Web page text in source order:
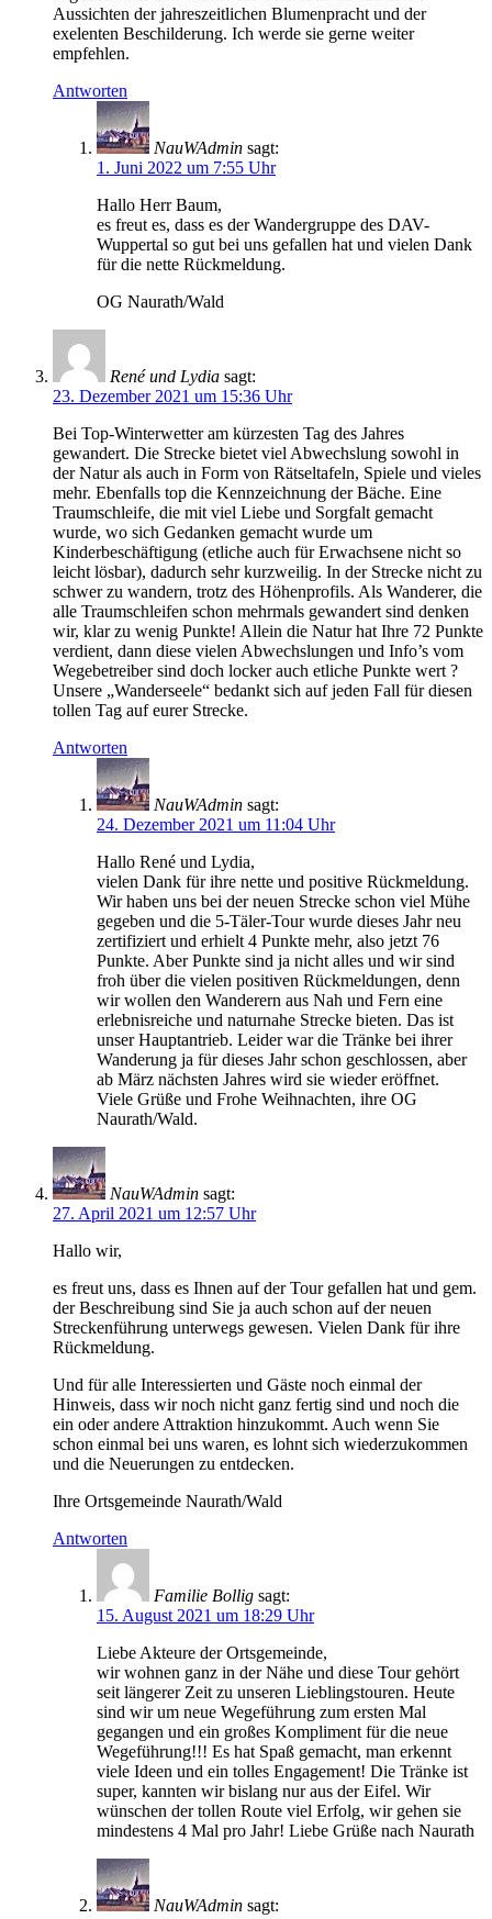
Aussichten der jahreszeitlichen Blumenpracht und der
exelenten Beschilderung. Ich werde sie gerne weiter
empfehlen.
Antworten
NauWAdmin sagt:
1. Juni 2022 um 7:55 Uhr
Hallo Herr Baum,
es freut es, dass es der Wandergruppe des DAV-
Wuppertal so gut bei uns gefallen hat und vielen Dank
für die nette Rückmeldung.
OG Naurath/Wald
René und Lydia sagt:
23. Dezember 2021 um 15:36 Uhr
Bei Top-Winterwetter am kürzesten Tag des Jahres
gewandert. Die Strecke bietet viel Abwechslung sowohl in
der Natur als auch in Form von Rätseltafeln, Spiele und vieles
mehr. Ebenfalls top die Kennzeichnung der Bäche. Eine
Traumschleife, die mit viel Liebe und Sorgfalt gemacht
wurde, wo sich Gedanken gemacht wurde um
Kinderbeschäftigung (etliche auch für Erwachsene nicht so
leicht lösbar), dadurch sehr kurzweilig. In der Strecke nicht zu
schwer zu wandern, trotz des Höhenprofils. Als Wanderer, die
alle Traumschleifen schon mehrmals gewandert sind denken
wir, klar zu wenig Punkte! Allein die Natur hat Ihre 72 Punkte
verdient, dann diese vielen Abwechslungen und Info’s vom
Wegebetreiber sind doch locker auch etliche Punkte wert ?
Unsere „Wanderseele“ bedankt sich auf jeden Fall für diesen
tollen Tag auf eurer Strecke.
Antworten
NauWAdmin sagt:
24. Dezember 2021 um 11:04 Uhr
Hallo René und Lydia,
vielen Dank für ihre nette und positive Rückmeldung.
Wir haben uns bei der neuen Strecke schon viel Mühe
gegeben und die 5-Täler-Tour wurde dieses Jahr neu
zertifiziert und erhielt 4 Punkte mehr, also jetzt 76
Punkte. Aber Punkte sind ja nicht alles und wir sind
froh über die vielen positiven Rückmeldungen, denn
wir wollen den Wanderern aus Nah und Fern eine
erlebnisreiche und naturnahe Strecke bieten. Das ist
unser Hauptantrieb. Leider war die Tränke bei ihrer
Wanderung ja für dieses Jahr schon geschlossen, aber
ab März nächsten Jahres wird sie wieder eröffnet.
Viele Grüße und Frohe Weihnachten, ihre OG
Naurath/Wald.
NauWAdmin sagt:
27. April 2021 um 12:57 Uhr
Hallo wir,
es freut uns, dass es Ihnen auf der Tour gefallen hat und gem.
der Beschreibung sind Sie ja auch schon auf der neuen
Streckenführung unterwegs gewesen. Vielen Dank für ihre
Rückmeldung.
Und für alle Interessierten und Gäste noch einmal der
Hinweis, dass wir noch nicht ganz fertig sind und noch die
ein oder andere Attraktion hinzukommt. Auch wenn Sie
schon einmal bei uns waren, es lohnt sich wiederzukommen
und die Neuerungen zu entdecken.
Ihre Ortsgemeinde Naurath/Wald
Antworten
Familie Bollig sagt:
15. August 2021 um 18:29 Uhr
Liebe Akteure der Ortsgemeinde,
wir wohnen ganz in der Nähe und diese Tour gehört
seit längerer Zeit zu unseren Lieblingstouren. Heute
sind wir um neue Wegeführung zum ersten Mal
gegangen und ein großes Kompliment für die neue
Wegeführung!!! Es hat Spaß gemacht, man erkennt
viele Ideen und ein tolles Engagement! Die Tränke ist
super, kannten wir bislang nur aus der Eifel. Wir
wünschen der tollen Route viel Erfolg, wir gehen sie
mindestens 4 Mal pro Jahr! Liebe Grüße nach Naurath
NauWAdmin sagt: